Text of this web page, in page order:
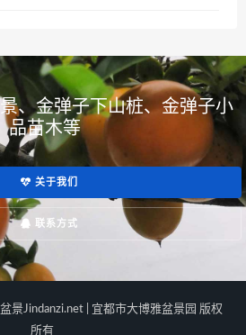
、金弹子下山桩、金弹子小
品苗木等
关于我们
联系方式
景Jindanzi.net | 宜都市大博雅盆景园 版权
所有